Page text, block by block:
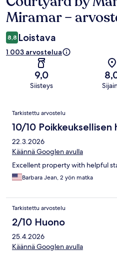
Miramar –
8,8 Loistava
1 003 arvostelua
9,0
Siisteys
Arvostelut
Tarkistettu arvostelu
10/10 Poikkeuksellisen
22.3.2026
Käännä Googlen avulla
Excellent property with helpful
Barbara Jean, 2 yön matka
Tarkistettu arvostelu
2/10 Huono
25.4.2026
Käännä Googlen avulla